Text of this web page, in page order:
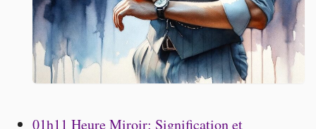
01h11 Heure Miroir: Signification et